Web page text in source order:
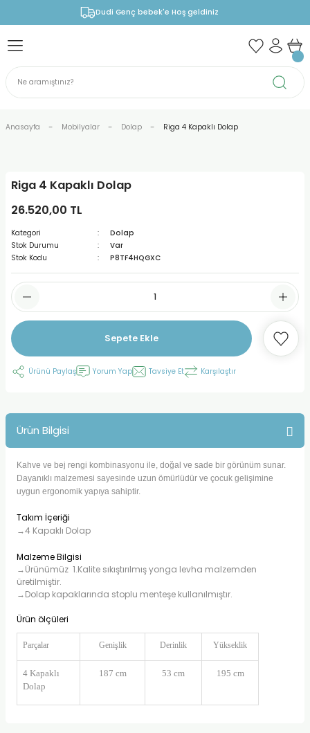
Dudi Genç bebek'e Hoş geldiniz
Anasayfa Mobilyalar Dolap Riga 4 Kapaklı Dolap
Riga 4 Kapaklı Dolap
26.520,00 TL
Kategori
Dolap
Stok Durumu
Var
Stok Kodu
P8TF4HQGXC
Sepete Ekle
Ürünü Paylaş Yorum Yap Tavsiye Et Karşılaştır
Ürün Bilgisi
Kahve ve bej rengi kombinasyonu ile, doğal ve sade bir görünüm sunar.
Dayanıklı malzemesi sayesinde uzun ömürlüdür ve çocuk gelişimine
uygun ergonomik yapıya sahiptir.
Takım İçeriği
→4 Kapaklı Dolap
Malzeme Bilgisi
→Ürünümüz 1.Kalite sıkıştırılmış yonga levha malzemden
üretilmiştir.
→Dolap kapaklarında stoplu menteşe kullanılmıştır.
Ürün ölçüleri
Parçalar Genişlik Derinlik Yükseklik
4 Kapaklı
Dolap
187 cm 53 cm 195 cm